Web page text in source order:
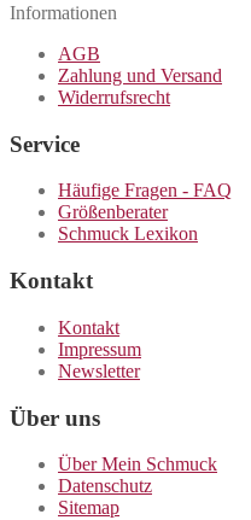
Informationen
AGB
Zahlung und Versand
Widerrufsrecht
Service
Häufige Fragen - FAQ
Größenberater
Schmuck Lexikon
Kontakt
Kontakt
Impressum
Newsletter
Über uns
Über Mein Schmuck
Datenschutz
Sitemap